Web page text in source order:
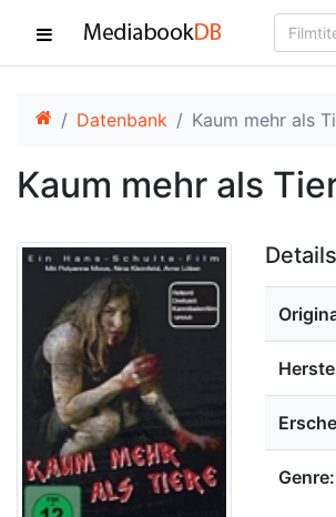
Datenbank Kaum mehr als
Kaum mehr als
Genre: